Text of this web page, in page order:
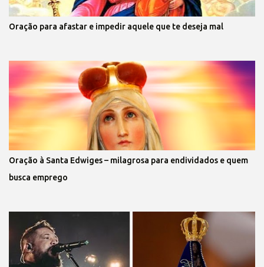
Oração para afastar e impedir aquele que te deseja mal
Oração à Santa Edwiges – milagrosa para endividados e quem
busca emprego